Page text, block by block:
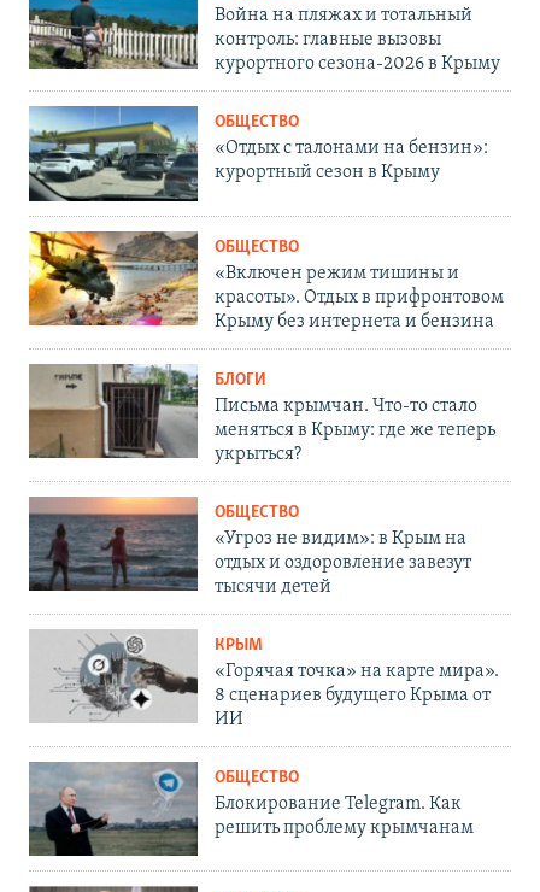
Война на пляжах и тотальный
контроль: главные вызовы
курортного сезона-2026 в Крыму
ОБЩЕСТВО
«Отдых с талонами на бензин»:
курортный сезон в Крыму
ОБЩЕСТВО
«Включен режим тишины и
красоты». Отдых в прифронтовом
Крыму без интернета и бензина
БЛОГИ
Письма крымчан. Что-то стало
меняться в Крыму: где же теперь
укрыться?
ОБЩЕСТВО
«Угроз не видим»: в Крым на
отдых и оздоровление завезут
тысячи детей
КРЫМ
«Горячая точка» на карте мира».
8 сценариев будущего Крыма от
ИИ
ОБЩЕСТВО
Блокирование Telegram. Как
решить проблему крымчанам